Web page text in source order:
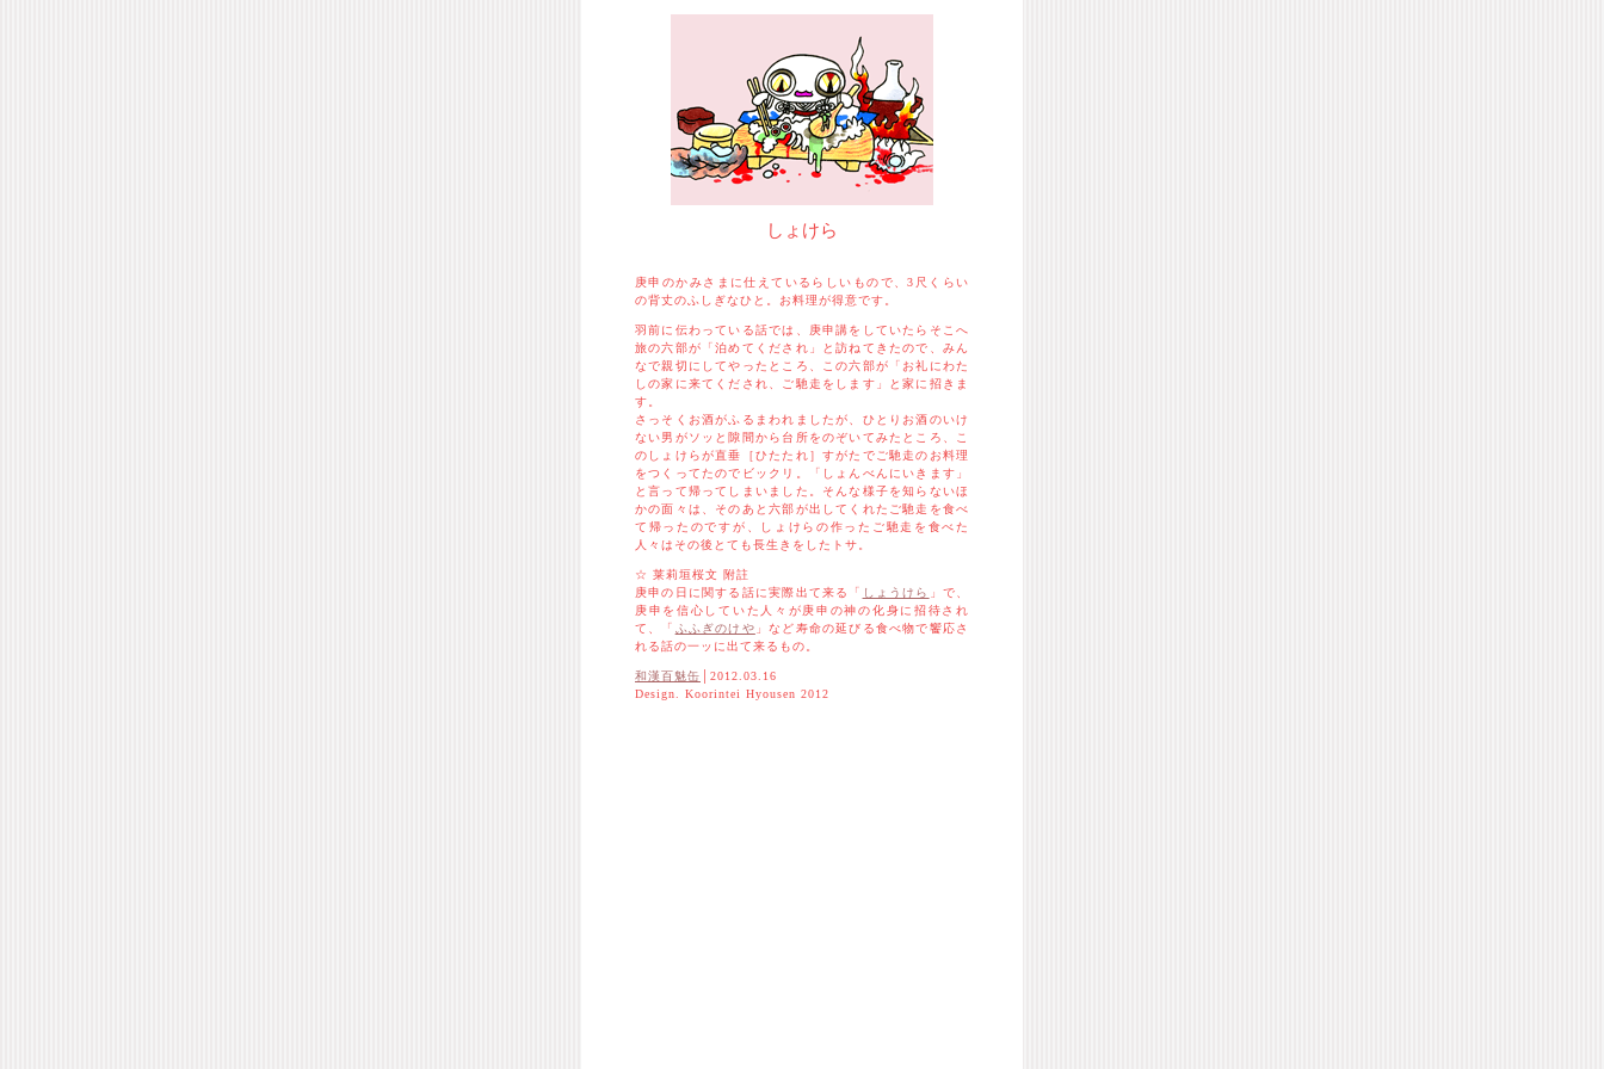
しょけら
庚申のかみさまに仕えているらしいもので、3尺くらい
の背丈のふしぎなひと。お料理が得意です。
羽前に伝わっている話では、庚申講をしていたらそこへ
旅の六部が「泊めてくだされ」と訪ねてきたので、みん
なで親切にしてやったところ、この六部が「お礼にわた
しの家に来てくだされ、ご馳走をします」と家に招きま
す。
さっそくお酒がふるまわれましたが、ひとりお酒のいけ
ない男がソッと隙間から台所をのぞいてみたところ、こ
のしょけらが直垂［ひたたれ］すがたでご馳走のお料理
をつくってたのでビックリ。「しょんべんにいきます」
と言って帰ってしまいました。そんな様子を知らないほ
かの面々は、そのあと六部が出してくれたご馳走を食べ
て帰ったのですが、しょけらの作ったご馳走を食べた
人々はその後とても長生きをしたトサ。
☆ 莱莉垣桜文 附註
庚申の日に関する話に実際出て来る「 しょうけら 」で、
庚申を信心していた人々が庚申の神の化身に招待され
て、「 ふふぎのけや 」など寿命の延びる食べ物で饗応さ
れる話の一ッに出て来るもの。
和漢百魅缶 │2012.03.16
Design. Koorintei Hyousen 2012